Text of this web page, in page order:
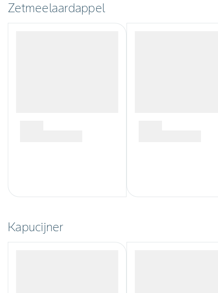
Zetmeelaardappel
Kapucijner